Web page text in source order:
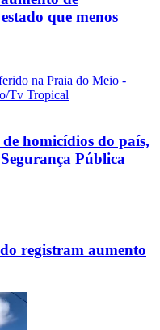
que menos
homicídios do país,
Pública
registram aumento